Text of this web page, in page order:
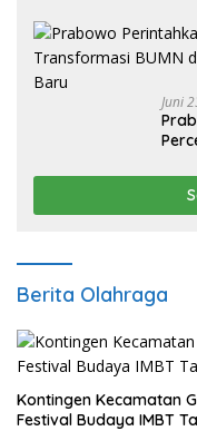
Juni
Berita Olahraga
Kontingen Kecamatan
Festival Budaya IMBT